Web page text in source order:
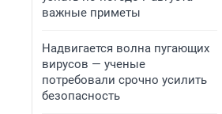
важные приметы
Надвигается волна пугающих
вирусов — ученые
потребовали срочно усилить
безопасность